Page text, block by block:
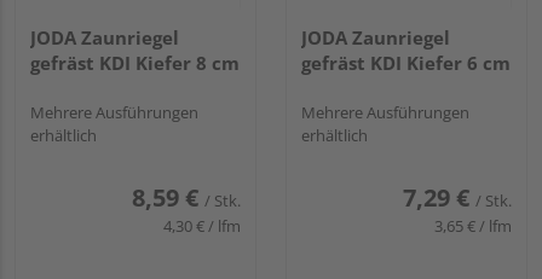
JODA Zaunriegel
gefräst KDI Kiefer 8 cm
Mehrere Ausführungen
erhältlich
8,59 € / Stk.
4,30 € / lfm
JODA Zaunriegel
gefräst KDI Kiefer 6 cm
Mehrere Ausführungen
erhältlich
7,29 € / Stk.
3,65 € / lfm